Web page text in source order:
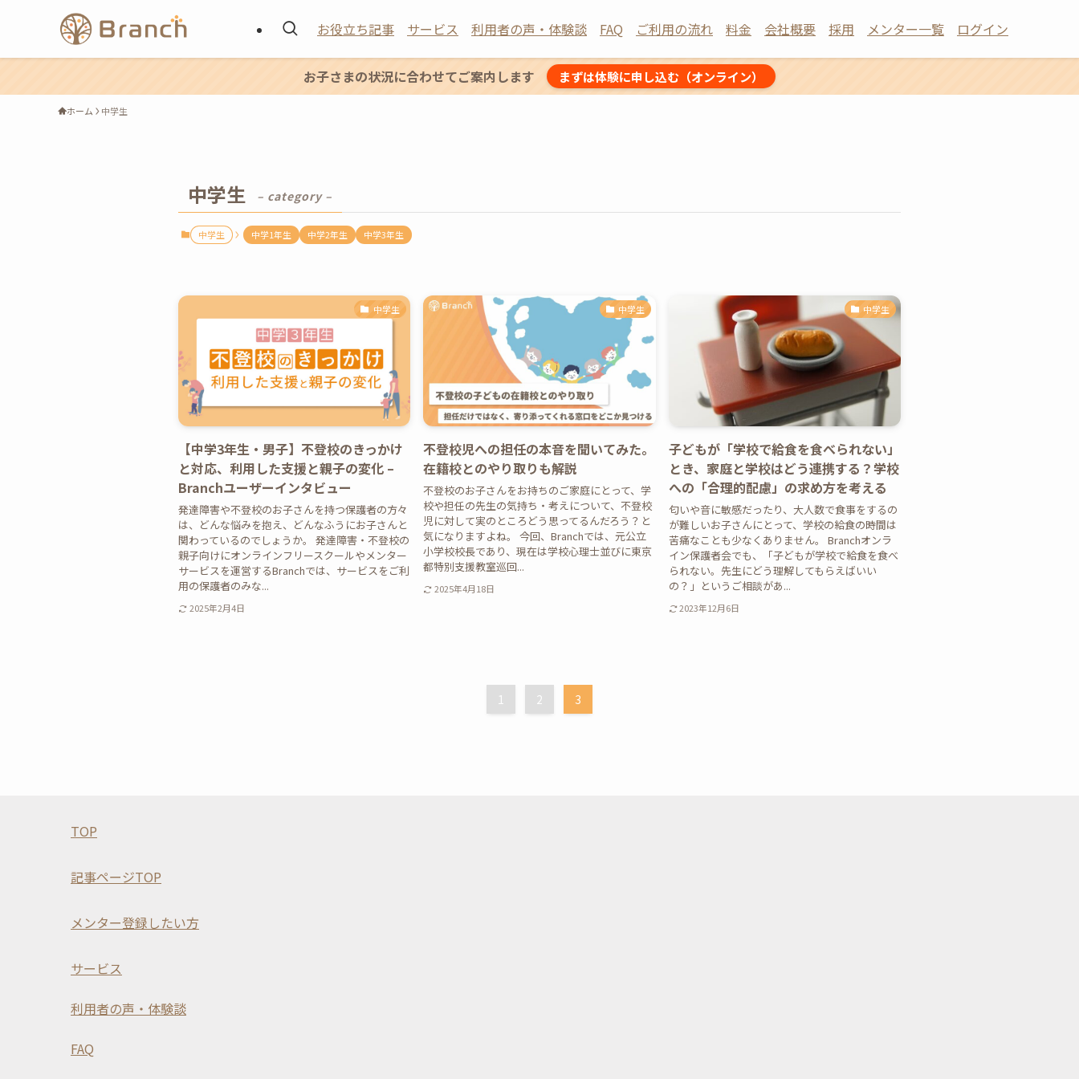
お役立ち記事 サービス 利用者の声・体験談 FAQ ご利用の流れ 料金 会社概要 採用 メンター一覧 ログイン
お子さまの状況に合わせてご案内します まずは体験に申し込む（オンライン）
ホーム 中学生
中学生 – category –
中学生 中学1年生 中学2年生 中学3年生
中学生
【中学3年生・男子】不登校のきっかけ
と対応、利用した支援と親子の変化 –
Branchユーザーインタビュー
発達障害や不登校のお子さんを持つ保護者の方々
は、どんな悩みを抱え、どんなふうにお子さんと
関わっているのでしょうか。 発達障害・不登校の
親子向けにオンラインフリースクールやメンター
サービスを運営するBranchでは、サービスをご利
用の保護者のみな...
2025年2月4日
中学生
不登校児への担任の本音を聞いてみた。
在籍校とのやり取りも解説
不登校のお子さんをお持ちのご家庭にとって、学
校や担任の先生の気持ち・考えについて、不登校
児に対して実のところどう思ってるんだろう？と
気になりますよね。 今回、Branchでは、元公立
小学校校長であり、現在は学校心理士並びに東京
都特別支援教室巡回...
2025年4月18日
中学生
子どもが「学校で給食を食べられない」
とき、家庭と学校はどう連携する？学校
への「合理的配慮」の求め方を考える
匂いや音に敏感だったり、大人数で食事をするの
が難しいお子さんにとって、学校の給食の時間は
苦痛なことも少なくありません。 Branchオンラ
イン保護者会でも、「子どもが学校で給食を食べ
られない。先生にどう理解してもらえばいい
の？」というご相談があ...
2023年12月6日
1 2 3
TOP
記事ページTOP
メンター登録したい方
サービス
利用者の声・体験談
FAQ